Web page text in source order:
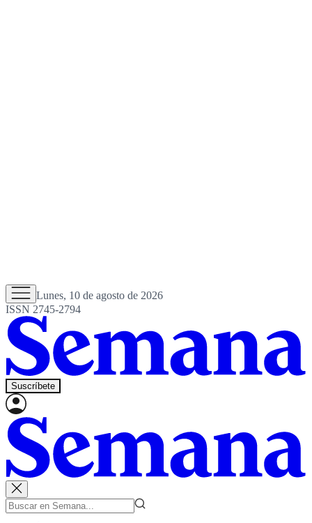
Lunes, 10 de agosto de 2026
ISSN 2745-2794
Suscríbete